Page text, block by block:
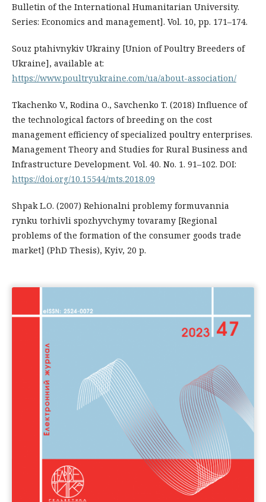
Bulletin of the International Humanitarian University.
Series: Economics and management]. Vol. 10, pp. 171–174.
Souz ptahivnykiv Ukrainy [Union of Poultry Breeders of
Ukraine], available at:
https://www.poultryukraine.com/ua/about-association/
Tkachenko V., Rodina O., Savchenko T. (2018) Influence of
the technological factors of breeding on the cost
management efficiency of specialized poultry enterprises.
Management Theory and Studies for Rural Business and
Infrastructure Development. Vol. 40. No. 1. 91–102. DOI:
https://doi.org/10.15544/mts.2018.09
Shpak L.O. (2007) Rehionalni problemy formuvannia
rynku torhivli spozhyvchymy tovaramy [Regional
problems of the formation of the consumer goods trade
market] (PhD Thesis), Kyiv, 20 p.